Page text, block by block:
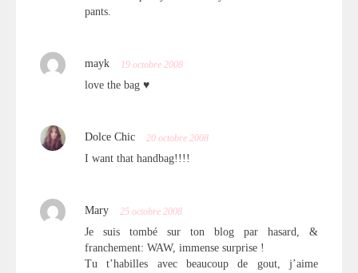
pants.
mayk 19 octobre 2008
love the bag ♥
Dolce Chic 20 octobre 2008
I want that handbag!!!!
Mary 25 octobre 2008
Je suis tombé sur ton blog par hasard, &
franchement: WAW, immense surprise !
Tu t’habilles avec beaucoup de gout, j’aime